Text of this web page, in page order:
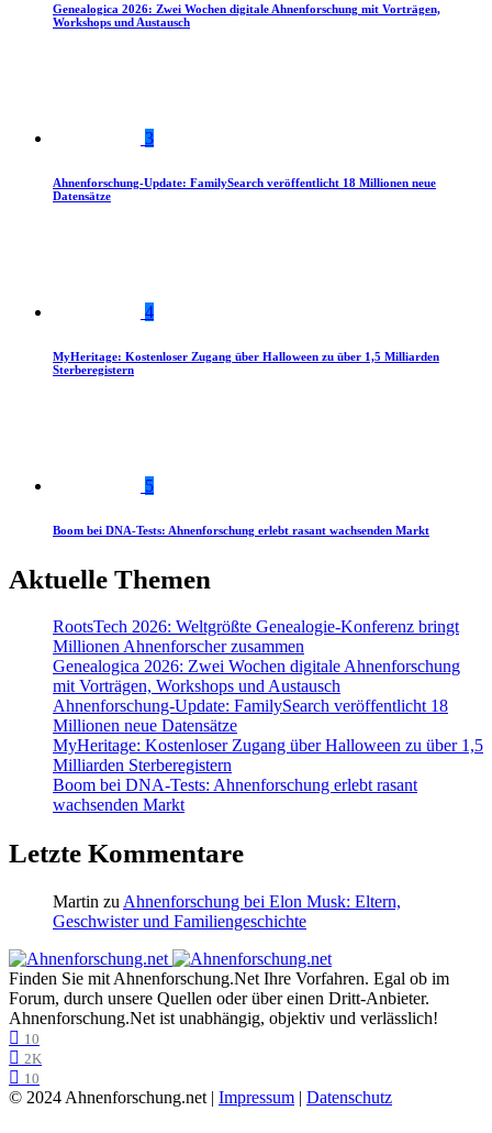
Genealogica 2026: Zwei Wochen digitale Ahnenforschung mit Vorträgen,
Workshops und Austausch
3
Ahnenforschung-Update: FamilySearch veröffentlicht 18 Millionen neue
Datensätze
4
MyHeritage: Kostenloser Zugang über Halloween zu über 1,5 Milliarden
Sterberegistern
5
Boom bei DNA-Tests: Ahnenforschung erlebt rasant wachsenden Markt
Aktuelle Themen
RootsTech 2026: Weltgrößte Genealogie-Konferenz bringt
Millionen Ahnenforscher zusammen
Genealogica 2026: Zwei Wochen digitale Ahnenforschung
mit Vorträgen, Workshops und Austausch
Ahnenforschung-Update: FamilySearch veröffentlicht 18
Millionen neue Datensätze
MyHeritage: Kostenloser Zugang über Halloween zu über 1,5
Milliarden Sterberegistern
Boom bei DNA-Tests: Ahnenforschung erlebt rasant
wachsenden Markt
Letzte Kommentare
Martin zu Ahnenforschung bei Elon Musk: Eltern,
Geschwister und Familiengeschichte
Finden Sie mit Ahnenforschung.Net Ihre Vorfahren. Egal ob im
Forum, durch unsere Quellen oder über einen Dritt-Anbieter.
Ahnenforschung.Net ist unabhängig, objektiv und verlässlich!
10
2K
10
© 2024 Ahnenforschung.net | Impressum | Datenschutz